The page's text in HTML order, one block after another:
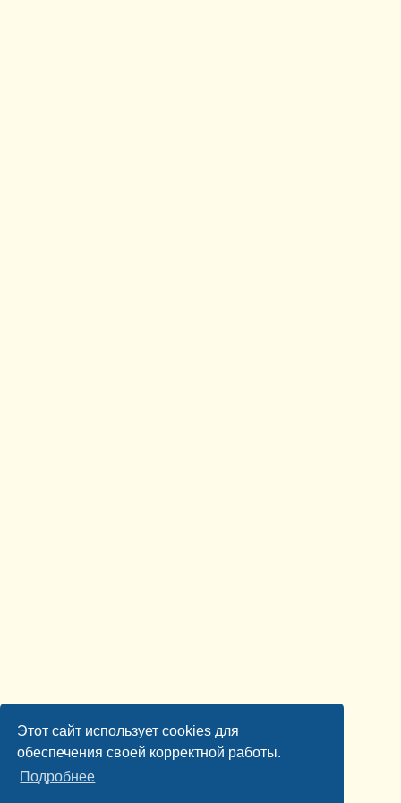
Этот сайт использует cookies для
обеспечения своей корректной работы.
Подробнее